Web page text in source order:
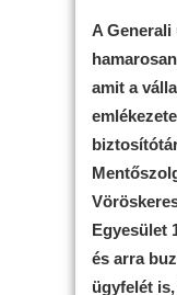
A Generali
amit a
Egyesület
és arra
ügyfelét